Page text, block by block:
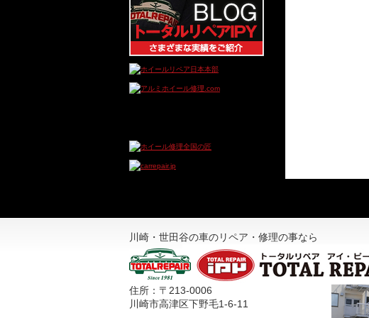
川崎・世田谷の車のリペア・修理の事なら
住所：〒213-0006
川崎市高津区下野毛1-6-11